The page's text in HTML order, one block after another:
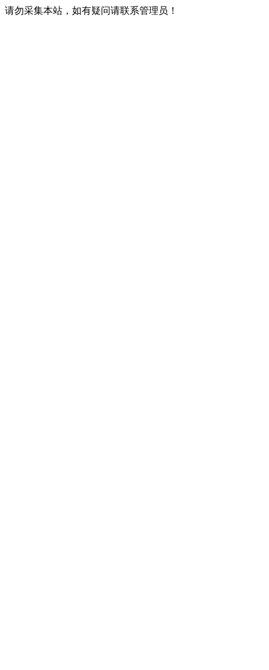
请勿采集本站，如有疑问请联系管理员！